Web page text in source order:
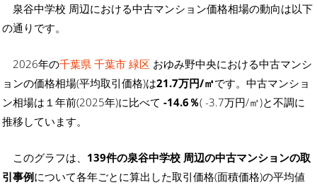
泉谷中学校 周辺における中古マンション価格相場の動向は以下
の通りです。
2026年の千葉県 千葉市 緑区 おゆみ野中央における中古マンシ
ョンの価格相場(平均取引価格)は21.7万円/㎡です。中古マンショ
ン相場は１年前(2025年)に比べて -14.6％( -3.7万円/㎡)と不調に
推移しています。
このグラフは、 139件の泉谷中学校 周辺の中古マンションの取
引事例について各年ごとに算出した取引価格(面積価格)の平均値